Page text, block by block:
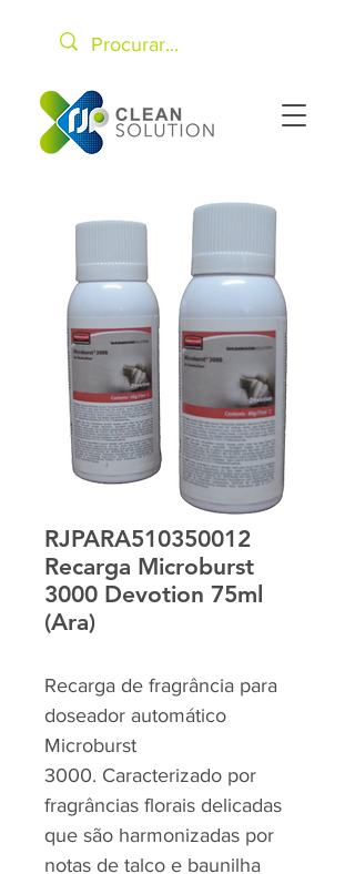
RJPARA510350012
Recarga Microburst
3000 Devotion 75ml
(Ara)
Recarga de fragrância para
doseador automático
Microburst
3000. Caracterizado por
fragrâncias florais delicadas
que são harmonizadas por
notas de talco e baunilha